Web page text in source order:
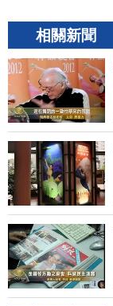
相關新聞